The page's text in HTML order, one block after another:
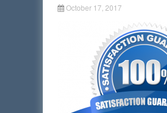
October 17, 2017